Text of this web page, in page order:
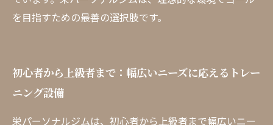
を目指すための最善の選択肢です。
初心者から上級者まで：幅広いニーズに応えるトレー
ニング設備
栄パーソナルジムは、初心者から上級者まで幅広いニー